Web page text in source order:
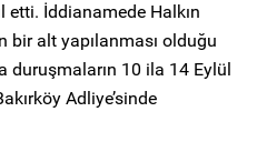
İddianamede Halkın
bir alt yapılanması olduğu
duruşmaların 10 ila 14 Eylül
Adliye’sinde